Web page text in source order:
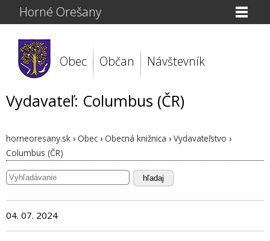
Horné Orešany
Obec Občan Návštevník
Vydavateľ: Columbus (ČR)
horneoresany.sk › Obec › Obecná knižnica › Vydavateľstvo ›
Columbus (ČR)
hľadaj
04. 07. 2024